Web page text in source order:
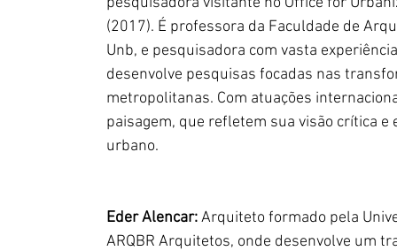
(2017). É professora da Faculdade de
Unb, e pesquisadora com vasta
desenvolve pesquisas focadas nas
metropolitanas. Com atuações
paisagem, que refletem sua visão crítica
urbano.
Eder Alencar: Arquiteto formado pela
ARQBR Arquitetos, onde desenvolve um